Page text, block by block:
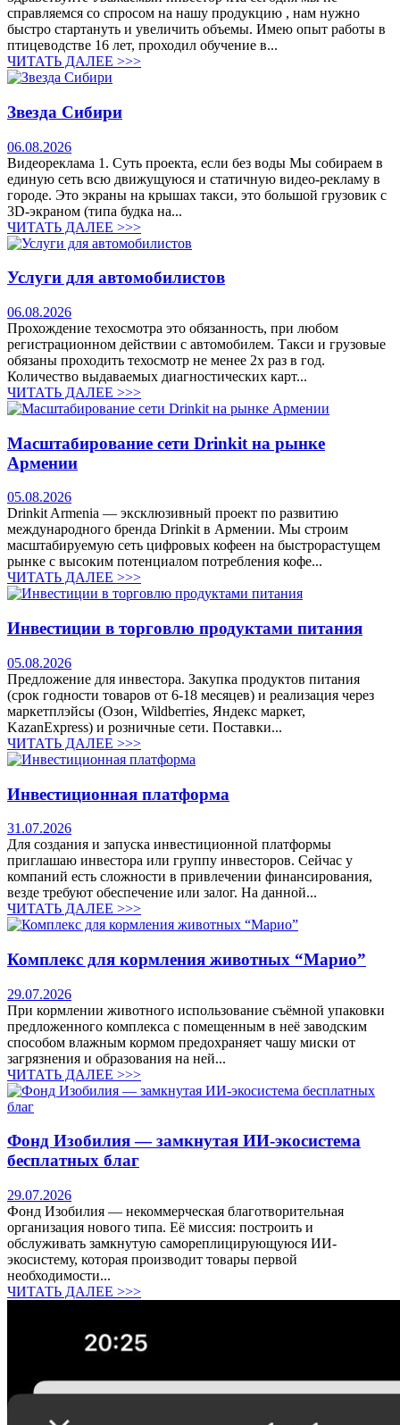
справляемся со спросом на нашу продукцию , нам нужно
быстро стартануть и увеличить объемы. Имею опыт работы в
птицеводстве 16 лет, проходил обучение в...
ЧИТАТЬ ДАЛЕЕ >>>
Звезда Сибири
06.08.2026
Видеореклама 1. Суть проекта, если без воды Мы собираем в
единую сеть всю движущуюся и статичную видео-рекламу в
городе. Это экраны на крышах такси, это большой грузовик с
3D-экраном (типа будка на...
ЧИТАТЬ ДАЛЕЕ >>>
Услуги для автомобилистов
06.08.2026
Прохождение техосмотра это обязанность, при любом
регистрационном действии с автомобилем. Такси и грузовые
обязаны проходить техосмотр не менее 2х раз в год.
Количество выдаваемых диагностических карт...
ЧИТАТЬ ДАЛЕЕ >>>
Масштабирование сети Drinkit на рынке
Армении
05.08.2026
Drinkit Armenia — эксклюзивный проект по развитию
международного бренда Drinkit в Армении. Мы строим
масштабируемую сеть цифровых кофеен на быстрорастущем
рынке с высоким потенциалом потребления кофе...
ЧИТАТЬ ДАЛЕЕ >>>
Инвестиции в торговлю продуктами питания
05.08.2026
Предложение для инвестора. Закупка продуктов питания
(срок годности товаров от 6-18 месяцев) и реализация через
маркетплэйсы (Озон, Wildberries, Яндекс маркет,
KazanExpress) и розничные сети. Поставки...
ЧИТАТЬ ДАЛЕЕ >>>
Инвестиционная платформа
31.07.2026
Для создания и запуска инвестиционной платформы
приглашаю инвестора или группу инвесторов. Сейчас у
компаний есть сложности в привлечении финансирования,
везде требуют обеспечение или залог. На данной...
ЧИТАТЬ ДАЛЕЕ >>>
Комплекс для кормления животных “Марио”
29.07.2026
При кормлении животного использование съёмной упаковки
предложенного комплекса с помещенным в неё заводским
способом влажным кормом предохраняет чашу миски от
загрязнения и образования на ней...
ЧИТАТЬ ДАЛЕЕ >>>
Фонд Изобилия — замкнутая ИИ-экосистема
бесплатных благ
29.07.2026
Фонд Изобилия — некоммерческая благотворительная
организация нового типа. Её миссия: построить и
обслуживать замкнутую самореплицирующуюся ИИ-
экосистему, которая производит товары первой
необходимости...
ЧИТАТЬ ДАЛЕЕ >>>